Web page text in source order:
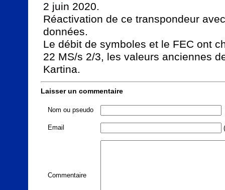
2 juin 2020.
Réactivation de ce transpondeur
données.
Le débit de symboles et le FEC ont
22 MS/s 2/3, les valeurs anciennes
Kartina.
Laisser un commentaire
Nom ou pseudo
Email
Commentaire